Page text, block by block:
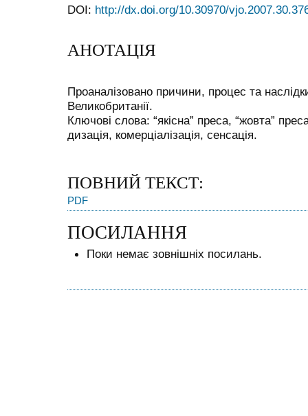
DOI: http://dx.doi.org/10.30970/
АНОТАЦІЯ
Проаналізовано причини, процес та
Великобританії.
Ключові слова: “якісна” преса, “жовта”
дизація, комерціалізація, сенсація.
ПОВНИЙ ТЕКСТ:
PDF
ПОСИЛАННЯ
Поки немає зовнішніх посилань.